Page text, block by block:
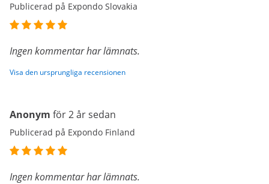
Publicerad på Expondo Slovakia
Ingen kommentar har lämnats.
Visa den ursprungliga recensionen
Anonym för 2 år sedan
Publicerad på Expondo Finland
Ingen kommentar har lämnats.